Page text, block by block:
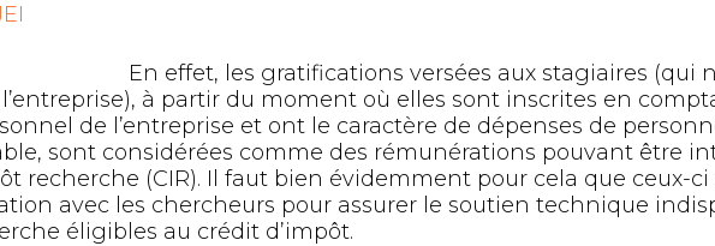
En effet, les gratifications versées aux stagiaires (qui
à partir du moment où elles sont inscrites en
de l’entreprise et ont le caractère de dépenses de
sont considérées comme des rémunérations pouvant être
recherche (CIR). Il faut bien évidemment pour cela que ceux-
avec les chercheurs pour assurer le soutien technique
éligibles au crédit d’impôt.